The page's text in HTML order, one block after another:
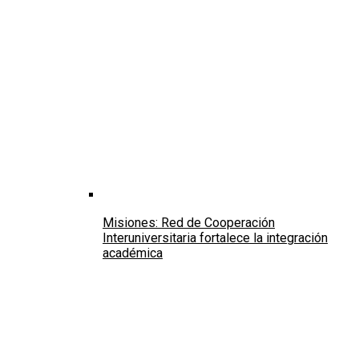
Misiones: Red de Cooperación
Interuniversitaria fortalece la integración
académica